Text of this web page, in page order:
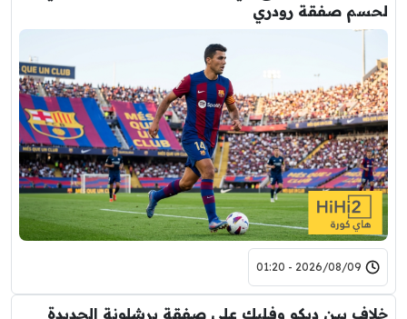
لحسم صفقة رودري
2026/08/09 - 01:20
خلاف بين ديكو وفليك على صفقة برشلونة الجديدة